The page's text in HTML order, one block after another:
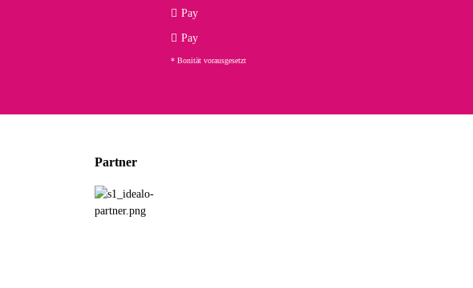
Pay
Pay
* Bonität vorausgesetzt
Partner